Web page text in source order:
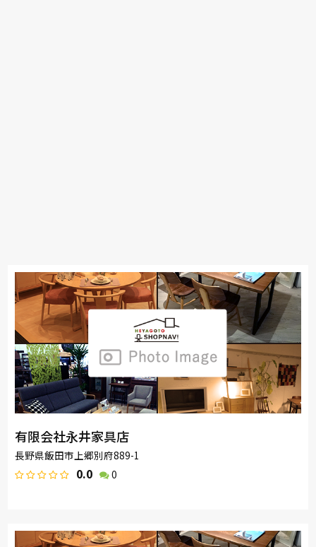
有限会社永井家具店
長野県飯田市上郷別府889-1
0.0 0